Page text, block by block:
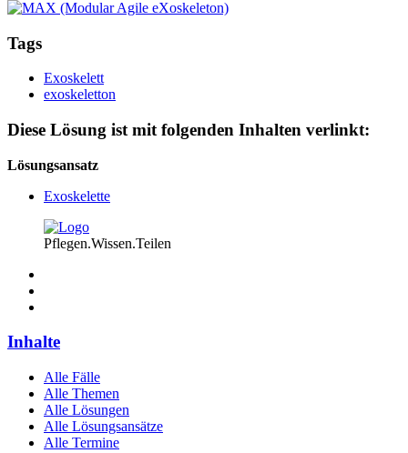
Tags
Exoskelett
exoskeletton
Diese Lösung ist mit folgenden Inhalten verlinkt:
Lösungsansatz
Exoskelette
Pflegen.Wissen.Teilen
Inhalte
Alle Fälle
Alle Themen
Alle Lösungen
Alle Lösungsansätze
Alle Termine